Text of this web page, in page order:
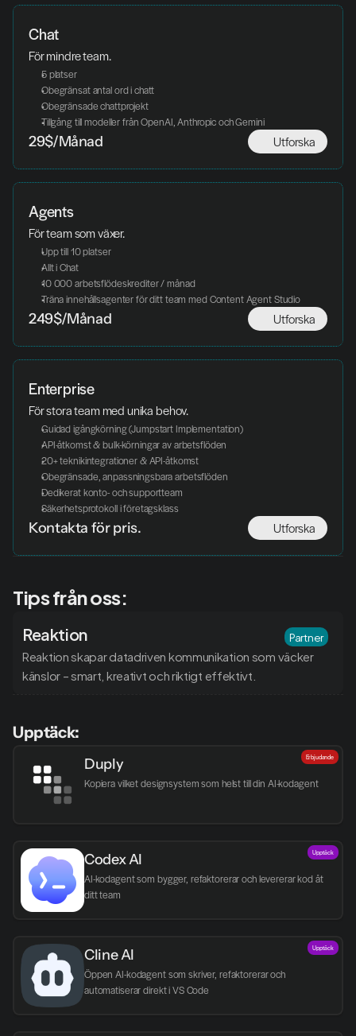
Chat
För mindre team.
5 platser
Obegränsat antal ord i chatt
Obegränsade chattprojekt
Tillgång till modeller från OpenAI, Anthropic och Gemini
Utforska
29$/Månad
Agents
För team som växer.
Upp till 10 platser
Allt i Chat
10 000 arbetsflödeskrediter / månad
Träna innehållsagenter för ditt team med Content Agent Studio
Utforska
249$/Månad
Enterprise
För stora team med unika behov.
Guidad igångkörning (Jumpstart Implementation)
API-åtkomst & bulk-körningar av arbetsflöden
20+ teknikintegrationer & API-åtkomst
Obegränsade, anpassningsbara arbetsflöden
Dedikerat konto- och supportteam
Säkerhetsprotokoll i företagsklass
Utforska
Kontakta för pris.
Tips från oss:
Reaktion
Reaktion skapar datadriven kommunikation som väcker
känslor – smart, kreativt och riktigt effektivt.
Partner
Upptäck:
Duply
Kopiera vilket designsystem som helst till din AI-kodagent
Erbjudande
Codex AI
AI-kodagent som bygger, refaktorerar och levererar kod åt
ditt team
Upptäck
Cline AI
Öppen AI-kodagent som skriver, refaktorerar och
automatiserar direkt i VS Code
Upptäck